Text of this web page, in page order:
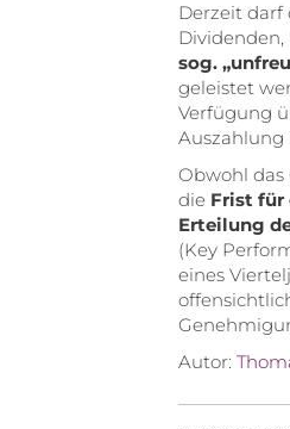
Derzeit darf
Dividenden,
sog.
geleistet
Verfügung
Auszahlung
Obwohl das
die Frist für
Erteilung
(Key
eines
Autor: